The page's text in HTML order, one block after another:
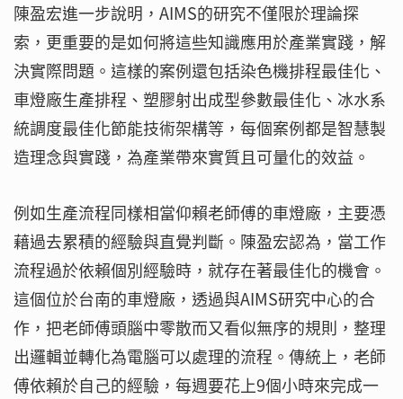
陳盈宏進一步說明，AIMS的研究不僅限於理論探
索，更重要的是如何將這些知識應用於產業實踐，解
決實際問題。這樣的案例還包括染色機排程最佳化、
車燈廠生產排程、塑膠射出成型參數最佳化、冰水系
統調度最佳化節能技術架構等，每個案例都是智慧製
造理念與實踐，為產業帶來實質且可量化的效益。
例如生產流程同樣相當仰賴老師傅的車燈廠，主要憑
藉過去累積的經驗與直覺判斷。陳盈宏認為，當工作
流程過於依賴個別經驗時，就存在著最佳化的機會。
這個位於台南的車燈廠，透過與AIMS研究中心的合
作，把老師傅頭腦中零散而又看似無序的規則，整理
出邏輯並轉化為電腦可以處理的流程。傳統上，老師
傅依賴於自己的經驗，每週要花上9個小時來完成一